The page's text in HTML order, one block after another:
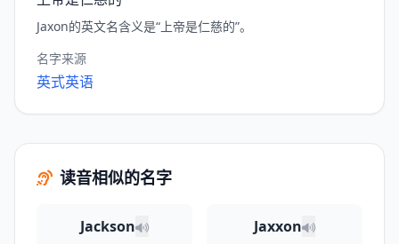
Jaxon的英文名含义是“上帝是仁慈的”。
名字来源
英式英语
读音相似的名字
Jackson Jaxxon